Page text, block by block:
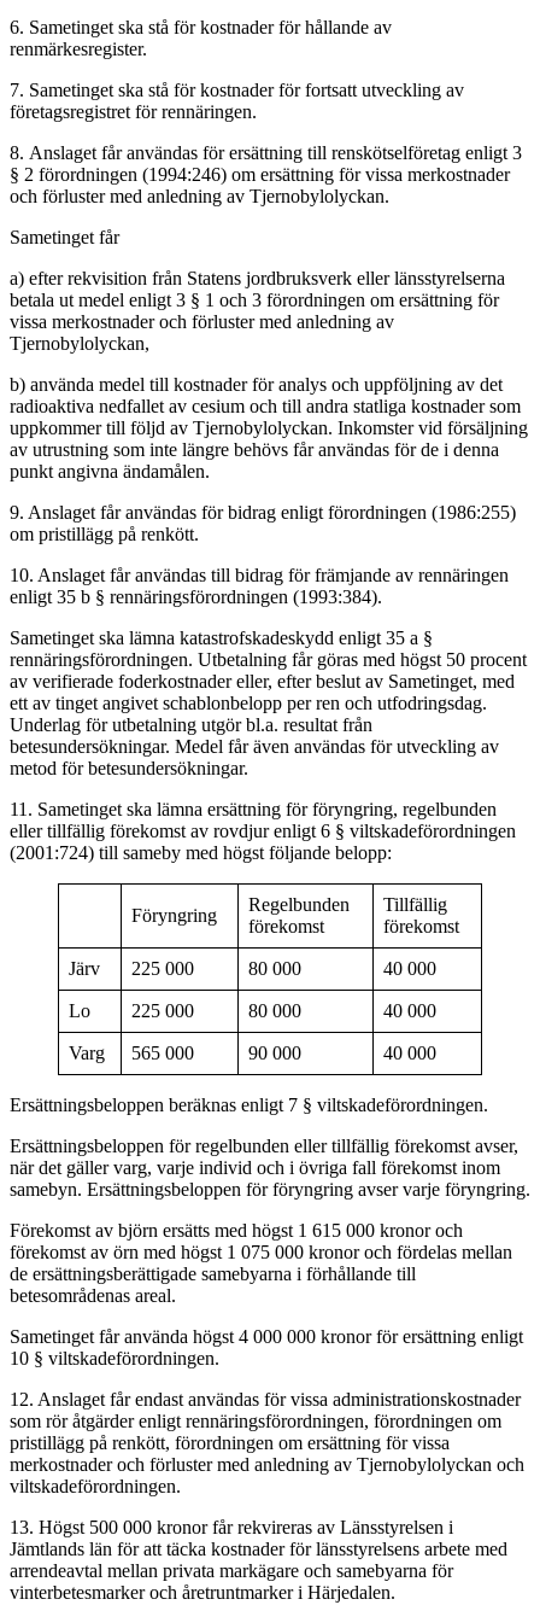
6. Sametinget ska stå för kostnader för hållande av
renmärkesregister.
7. Sametinget ska stå för kostnader för fortsatt utveckling av
företagsregistret för rennäringen.
8. Anslaget får användas för ersättning till renskötselföretag enligt 3
§ 2 förordningen (1994:246) om ersättning för vissa merkostnader
och förluster med anledning av Tjernobylolyckan.
Sametinget får
a) efter rekvisition från Statens jordbruksverk eller länsstyrelserna
betala ut medel enligt 3 § 1 och 3 förordningen om ersättning för
vissa merkostnader och förluster med anledning av
Tjernobylolyckan,
b) använda medel till kostnader för analys och uppföljning av det
radioaktiva nedfallet av cesium och till andra statliga kostnader som
uppkommer till följd av Tjernobylolyckan. Inkomster vid försäljning
av utrustning som inte längre behövs får användas för de i denna
punkt angivna ändamålen.
9. Anslaget får användas för bidrag enligt förordningen (1986:255)
om pristillägg på renkött.
10. Anslaget får användas till bidrag för främjande av rennäringen
enligt 35 b § rennäringsförordningen (1993:384).
Sametinget ska lämna katastrofskadeskydd enligt 35 a §
rennäringsförordningen. Utbetalning får göras med högst 50 procent
av verifierade foderkostnader eller, efter beslut av Sametinget, med
ett av tinget angivet schablonbelopp per ren och utfodringsdag.
Underlag för utbetalning utgör bl.a. resultat från
betesundersökningar. Medel får även användas för utveckling av
metod för betesundersökningar.
11. Sametinget ska lämna ersättning för föryngring, regelbunden
eller tillfällig förekomst av rovdjur enligt 6 § viltskadeförordningen
(2001:724) till sameby med högst följande belopp:
Föryngring
Regelbunden
förekomst
Tillfällig
förekomst
Järv 225 000 80 000 40 000
Lo 225 000 80 000 40 000
Varg 565 000 90 000 40 000
Ersättningsbeloppen beräknas enligt 7 § viltskadeförordningen.
Ersättningsbeloppen för regelbunden eller tillfällig förekomst avser,
när det gäller varg, varje individ och i övriga fall förekomst inom
samebyn. Ersättningsbeloppen för föryngring avser varje föryngring.
Förekomst av björn ersätts med högst 1 615 000 kronor och
förekomst av örn med högst 1 075 000 kronor och fördelas mellan
de ersättningsberättigade samebyarna i förhållande till
betesområdenas areal.
Sametinget får använda högst 4 000 000 kronor för ersättning enligt
10 § viltskadeförordningen.
12. Anslaget får endast användas för vissa administrationskostnader
som rör åtgärder enligt rennäringsförordningen, förordningen om
pristillägg på renkött, förordningen om ersättning för vissa
merkostnader och förluster med anledning av Tjernobylolyckan och
viltskadeförordningen.
13. Högst 500 000 kronor får rekvireras av Länsstyrelsen i
Jämtlands län för att täcka kostnader för länsstyrelsens arbete med
arrendeavtal mellan privata markägare och samebyarna för
vinterbetesmarker och åretruntmarker i Härjedalen.